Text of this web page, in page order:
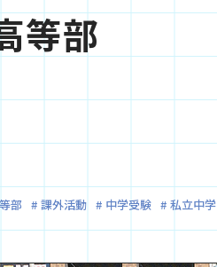
等部
部 課外活動 中学受験 私立中学